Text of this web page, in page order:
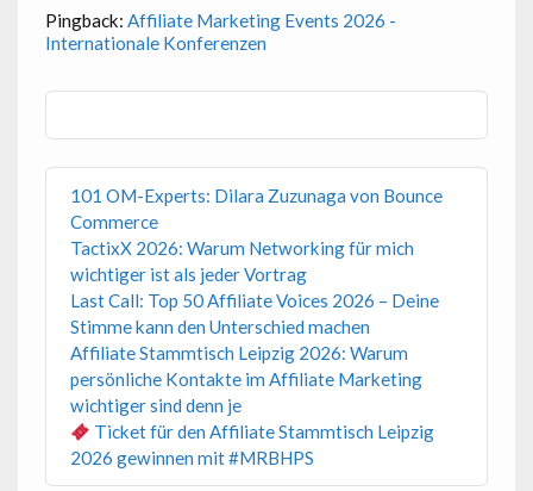
Pingback: Affiliate Marketing Events 2026 -
Internationale Konferenzen
101 OM-Experts: Dilara Zuzunaga von Bounce
Commerce
TactixX 2026: Warum Networking für mich
wichtiger ist als jeder Vortrag
Last Call: Top 50 Affiliate Voices 2026 – Deine
Stimme kann den Unterschied machen
Affiliate Stammtisch Leipzig 2026: Warum
persönliche Kontakte im Affiliate Marketing
wichtiger sind denn je
Ticket für den Affiliate Stammtisch Leipzig
2026 gewinnen mit #MRBHPS